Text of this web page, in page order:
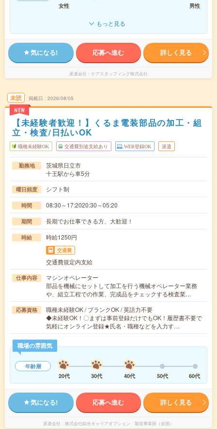
女性
男性
もっと見る
気になる! 応募へ進む 詳しく見る
派遣会社 ケアスタッフィング株式会社
未読
NEW
掲載日 2026/08/05
【未経験者歓迎！】くるま電装部品の加工・組
立・検査/日払いOK
職種未経験OK 交通費別途支給あり WEB登録OK 派遣
勤務地
茨城県日立市
十王駅から車5分
曜日頻度 シフト制
時間 08:30～17:2020:30～05:20
期間 長期でお仕事できる方、大歓迎！
時給 時給1250円
交通費
交通費規定内支給
仕事内容
マシンオペレーター
部品を機械にセットして加工を行う機械オペレーター業務
や、組立工程での作業、完成品をチェックする検査業…
応募資格
職種未経験OK / ブランクOK / 英語力不要
◆未経験OK！〇まずは事前登録だけでもOK！履歴書不要で
気軽にオンライン登録★氏名・職種などを入力す…
職場の雰囲気
年齢層
20代
30代 40代 50代 60代
気になる! 応募へ進む 詳しく見る
派遣会社 株式会社綜合キャリアオプション 製造事業部（全国）